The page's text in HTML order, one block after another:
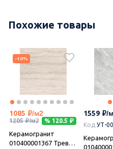
Похожие товары
-10%
1085
1205 % 120.5
Керамогранит
010400001367 Треви
1559
Код УТ-